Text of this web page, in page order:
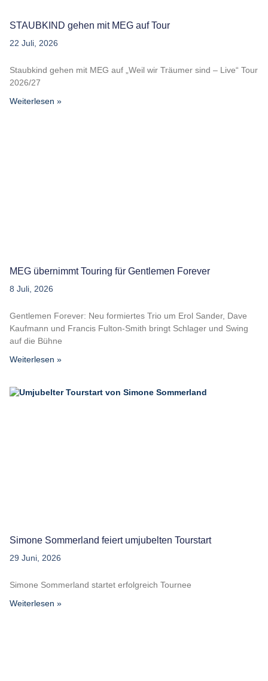
STAUBKIND gehen mit MEG auf Tour
22 Juli, 2026
Staubkind gehen mit MEG auf „Weil wir Träumer sind – Live“ Tour
2026/27
Weiterlesen »
MEG übernimmt Touring für Gentlemen Forever
8 Juli, 2026
Gentlemen Forever: Neu formiertes Trio um Erol Sander, Dave
Kaufmann und Francis Fulton-Smith bringt Schlager und Swing
auf die Bühne
Weiterlesen »
Simone Sommerland feiert umjubelten Tourstart
29 Juni, 2026
Simone Sommerland startet erfolgreich Tournee
Weiterlesen »